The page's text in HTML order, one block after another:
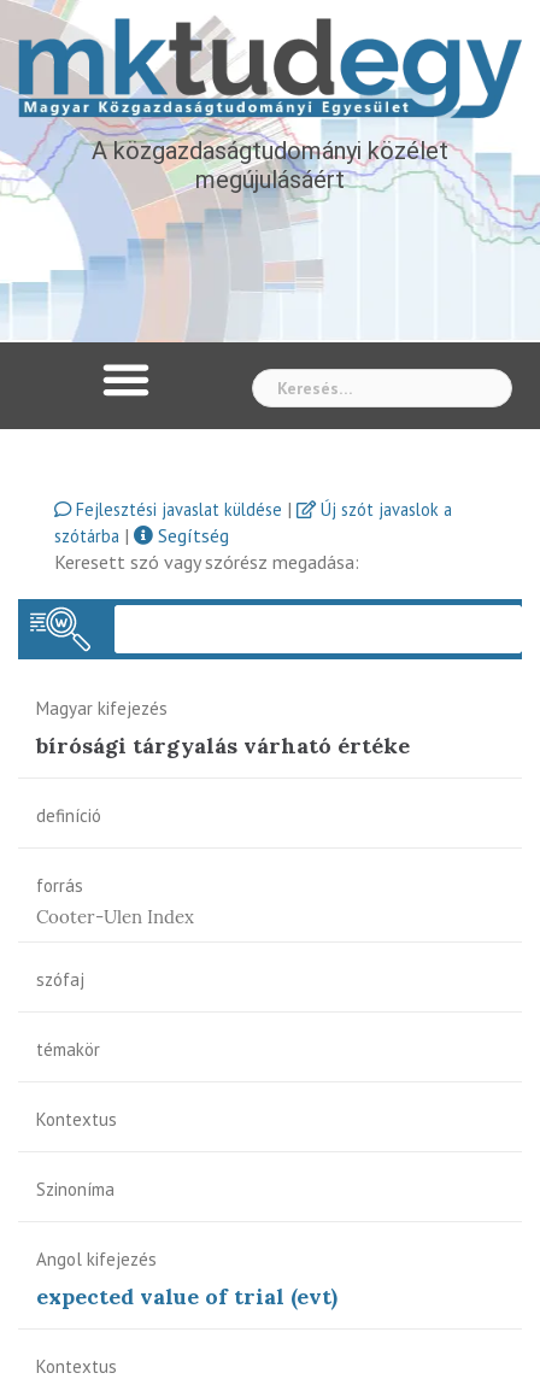
A közgazdaságtudományi közélet
megújulásáért
Fejlesztési javaslat küldése |
Új szót javaslok a
szótárba |
Segítség
Keresett szó vagy szórész megadása:
Magyar kifejezés
bírósági tárgyalás várható értéke
definíció
forrás
Cooter-Ulen Index
szófaj
témakör
Kontextus
Szinoníma
Angol kifejezés
expected value of trial (evt)
Kontextus